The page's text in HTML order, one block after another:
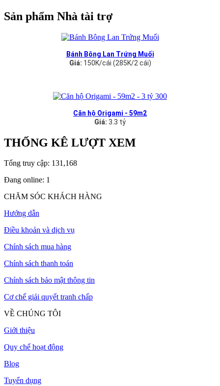
Sản phẩm Nhà tài trợ
Bánh Bông Lan Trứng Muối
Giá: 150K/cái (285K/2 cái)
Căn hộ Origami - 59m2
Giá: 3.3 tỷ
THỐNG KÊ LƯỢT XEM
Tổng truy cập: 131,168
Đang online: 1
CHĂM SÓC KHÁCH HÀNG
Hướng dẫn
Điều khoản và dịch vụ
Chính sách mua hàng
Chính sách thanh toán
Chính sách bảo mật thông tin
Cơ chế giải quyết tranh chấp
VỀ CHÚNG TÔI
Giới thiệu
Quy chế hoạt động
Blog
Tuyển dụng